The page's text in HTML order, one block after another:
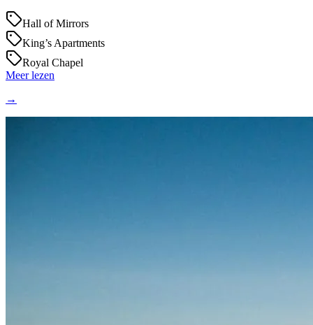
Hall of Mirrors
King’s Apartments
Royal Chapel
Meer lezen
→